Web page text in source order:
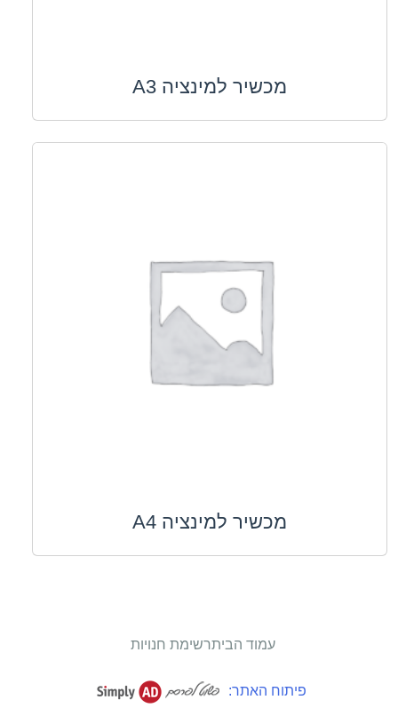
מכשיר למינציה A3
מכשיר למינציה A4
עמוד הביתרשימת חנויות
פיתוח האתר: